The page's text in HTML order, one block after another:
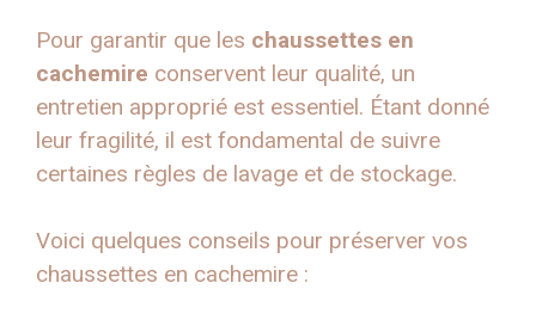
Pour garantir que les chaussettes en
cachemire conservent leur qualité, un
entretien approprié est essentiel. Étant donné
leur fragilité, il est fondamental de suivre
certaines règles de lavage et de stockage.
Voici quelques conseils pour préserver vos
chaussettes en cachemire :